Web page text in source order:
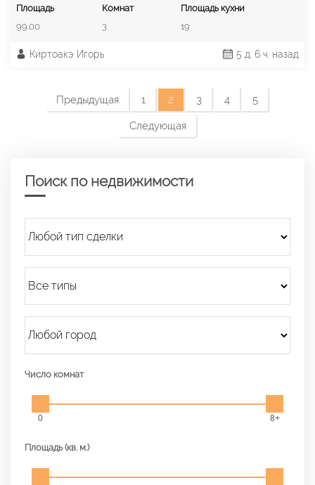
Площадь
99.00
Комнат
3
Площадь кухни
19
Киртоакэ Игорь 5 д. 6 ч. назад
Предыдущая 1 2 3 4 5
Следующая
Поиск по недвижимости
Число комнат
0 8+
Площадь (кв. м.)